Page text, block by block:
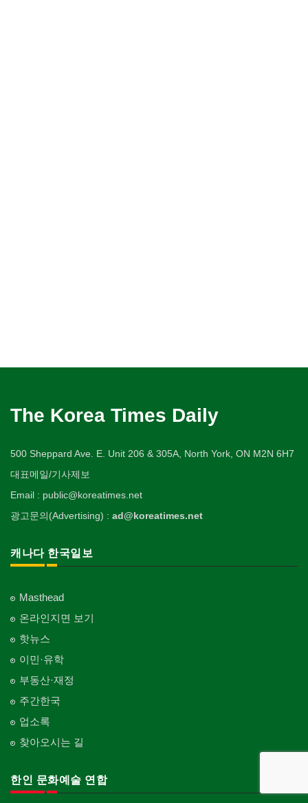
The Korea Times Daily
500 Sheppard Ave. E. Unit 206 & 305A, North York, ON M2N 6H7
대표메일/기사제보
Email : public@koreatimes.net
광고문의(Advertising) : ad@koreatimes.net
캐나다 한국일보
Masthead
온라인지면 보기
핫뉴스
이민·유학
부동산·재정
주간한국
업소록
찾아오시는 길
한인 문화예술 연합